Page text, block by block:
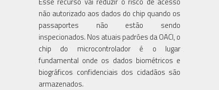
não autorizado aos dados do chip quando os
passaportes não estão sendo
inspecionados. Nos atuais padrões da OACI, o
chip do microcontrolador é o lugar
fundamental onde os dados biométricos e
biográficos confidenciais dos cidadãos são
armazenados.